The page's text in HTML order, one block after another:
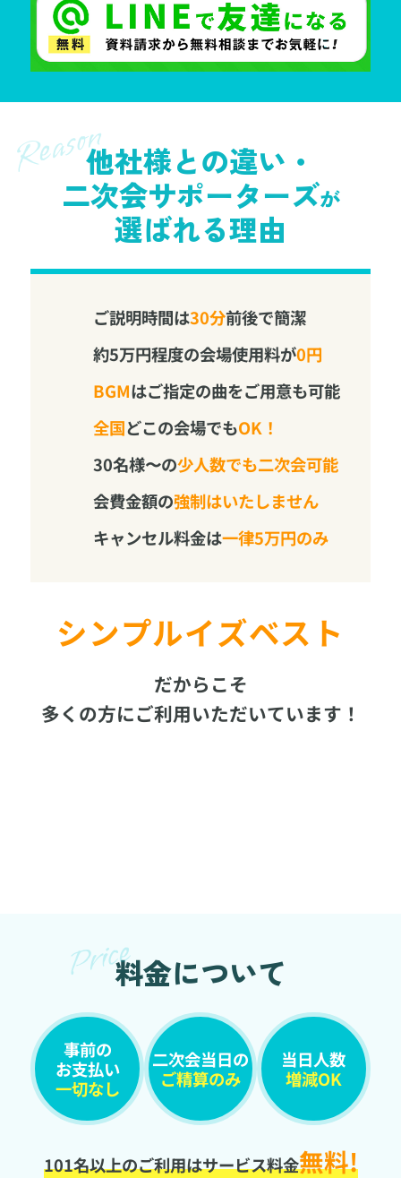
他社様との違い・
二次会サポーターズが
選ばれる理由
ご説明時間は30分前後で簡潔
約5万円程度の会場使用料が0円
BGMはご指定の曲をご用意も可能
全国どこの会場でもOK！
30名様〜の少人数でも二次会可能
会費金額の強制はいたしません
キャンセル料金は一律5万円のみ
シンプルイズベスト
だからこそ
多くの方にご利用いただいています！
料金について
事前の
お支払い
一切なし
二次会当日の
ご精算のみ
当日人数
増減OK
101名以上のご利用はサービス料金無料!